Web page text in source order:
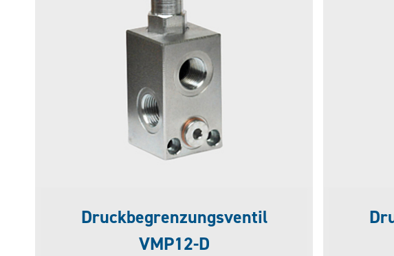
Druckbegrenzungsventil
VMP12-D